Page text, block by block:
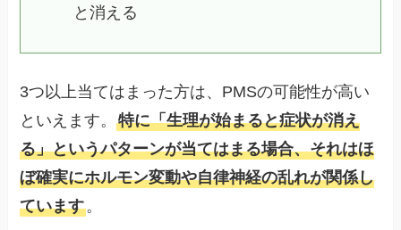
と消える
3つ以上当てはまった方は、PMSの可能性が高い
といえます。特に「生理が始まると症状が消え
る」というパターンが当てはまる場合、それはほ
ぼ確実にホルモン変動や自律神経の乱れが関係し
ています。